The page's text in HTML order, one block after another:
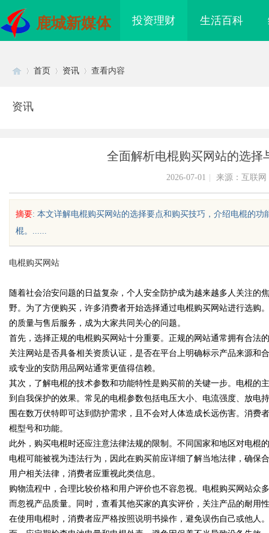
鹿城新媒体 投资理财 生活百科
uz
!
首页 资讯 查看内容
资讯
全面解析电棍购买网站的选择
2026-07-01 来源：互联网
摘要: 本文详解电棍购买网站的选择要点和购买技巧，介绍电棍的
棍。......
电棍购买网站
随着社会治安问题的日益复杂，个人安全防护成为越来越多人关注的
野。为了方便购买，许多消费者开始选择通过电棍购买网站进行选购
的质量与售后服务，成为大家共同关心的问题。
首先，选择正规的电棍购买网站十分重要。正规的网站通常拥有合法
关注网站是否具备相关资质认证，是否在平台上明确标示产品来源和
或专业的安防用品网站通常更值得信赖。
其次，了解电棍的技术参数和功能特性是购买前的关键一步。电棍的
到自我保护的效果。常见的电棍参数包括电压大小、电流强度、放电
围在数万伏特即可达到防护需求，且不会对人体造成长远伤害。消费
棍型号和功能。
此外，购买电棍时还应注意法律法规的限制。不同国家和地区对电棍
电棍可能被视为违法行为，因此在购买前应详细了解当地法律，确保
用户相关法律，消费者应重视此类信息。
购物流程中，合理比较价格和用户评价也不容忽视。电棍购买网站众
而忽视产品质量。同时，查看其他买家的真实评价，关注产品的耐用
在使用电棍时，消费者应严格按照说明书操作，避免误伤自己或他人
医疗实验室，标准化研
略利器解析